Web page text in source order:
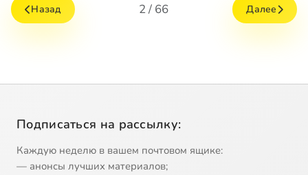
Назад 2 / 66 Далее
Подписаться на рассылку:
Каждую неделю в вашем почтовом ящике:
— анонсы лучших материалов;